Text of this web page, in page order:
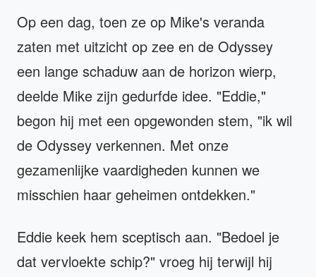
Op een dag, toen ze op Mike's veranda
zaten met uitzicht op zee en de Odyssey
een lange schaduw aan de horizon wierp,
deelde Mike zijn gedurfde idee. "Eddie,"
begon hij met een opgewonden stem, "ik wil
de Odyssey verkennen. Met onze
gezamenlijke vaardigheden kunnen we
misschien haar geheimen ontdekken."
Eddie keek hem sceptisch aan. "Bedoel je
dat vervloekte schip?" vroeg hij terwijl hij